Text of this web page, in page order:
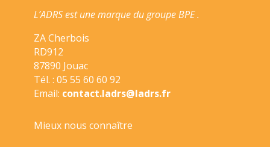
L’ADRS est une marque du groupe BPE .
ZA Cherbois
RD912
87890 Jouac
Tél. : 05 55 60 60 92
Email: contact.ladrs@ladrs.fr
Mieux nous connaître